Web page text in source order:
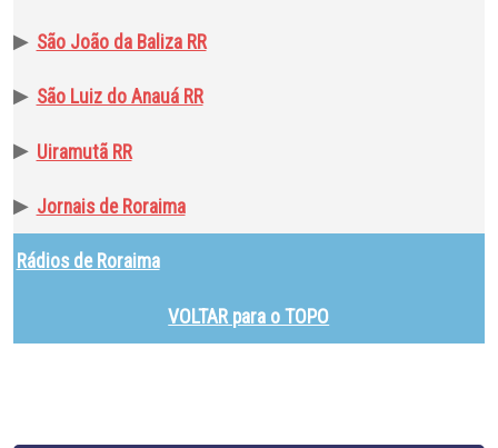
▶ São João da Baliza RR
▶ São Luiz do Anauá RR
▶ Uiramutã RR
▶ Jornais de Roraima
Rádios de Roraima
VOLTAR para o TOPO